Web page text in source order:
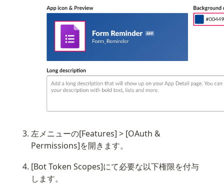
左メニューの[Features] > [OAuth &
Permissions]を開きます。
[Bot Token Scopes]にて必要な以下権限を付与
します。